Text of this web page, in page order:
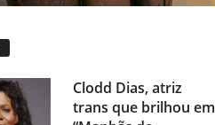
Clodd Dias, atriz
trans que brilhou em